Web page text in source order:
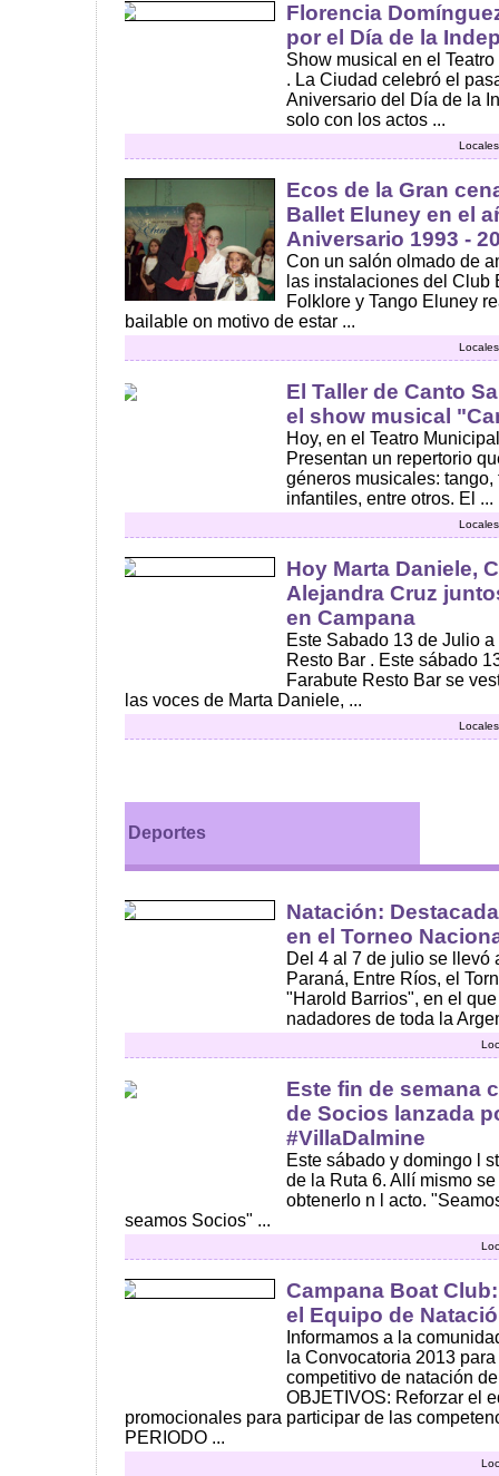
Florencia
por el Día de la
Show musical en el
. La Ciudad celebró el
Aniversario del Día de la
solo con los actos ...
Ecos de la Gran
Ballet Eluney en el
Aniversario 1993 -
Con un salón olmado de
las instalaciones del Club
Folklore y Tango Eluney
bailable on motivo de estar ...
El Taller de Canto
el show musical
Hoy, en el Teatro
Presentan un repertorio
géneros musicales:
infantiles, entre otros. El ...
Hoy Marta Daniele,
Alejandra Cruz
en Campana
Este Sabado 13 de Julio
Resto Bar . Este sábado
Farabute Resto Bar se
las voces de Marta Daniele, ...
Deportes
Natación:
en el Torneo
Del 4 al 7 de julio se llevó
Paraná, Entre Ríos, el
"Harold Barrios", en el
nadadores de toda la
Este fin de semana
de Socios lanzada
#VillaDalmine
Este sábado y domingo l
de la Ruta 6. Allí mismo
obtenerlo n l acto.
seamos Socios" ...
Campana Boat
el Equipo de
Informamos a la
la Convocatoria 2013
competitivo de natación
OBJETIVOS: Reforzar el
promocionales para participar de las
PERIODO ...